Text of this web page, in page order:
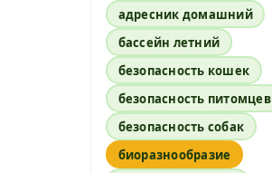
адресник домашний
бассейн летний
безопасность кошек
безопасность питомцев
безопасность собак
биоразнообразие